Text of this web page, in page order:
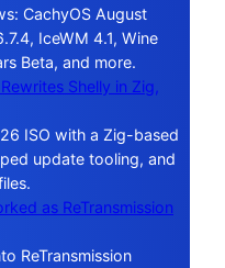
CachyOS August
IceWM 4.1, Wine
Beta, and more.
Shelly in Zig,
ISO with a Zig-based
update tooling, and
as ReTransmission
ReTransmission